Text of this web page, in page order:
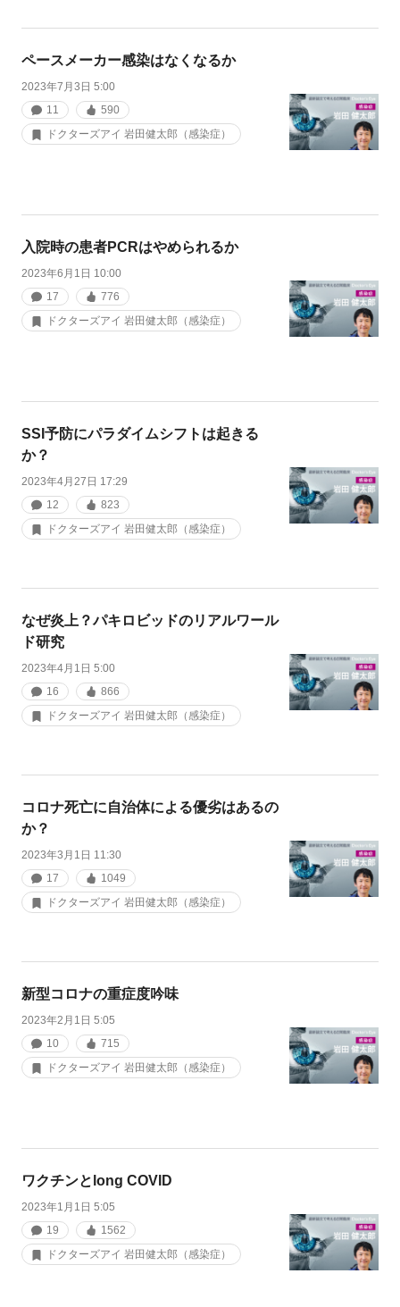
ペースメーカー感染はなくなるか
2023年7月3日 5:00
11
590
ドクターズアイ 岩田健太郎（感染症）
入院時の患者PCRはやめられるか
2023年6月1日 10:00
17
776
ドクターズアイ 岩田健太郎（感染症）
SSI予防にパラダイムシフトは起きる
か？
2023年4月27日 17:29
12
823
ドクターズアイ 岩田健太郎（感染症）
なぜ炎上？パキロビッドのリアルワール
ド研究
2023年4月1日 5:00
16
866
ドクターズアイ 岩田健太郎（感染症）
コロナ死亡に自治体による優劣はあるの
か？
2023年3月1日 11:30
17
1049
ドクターズアイ 岩田健太郎（感染症）
新型コロナの重症度吟味
2023年2月1日 5:05
10
715
ドクターズアイ 岩田健太郎（感染症）
ワクチンとlong COVID
2023年1月1日 5:05
19
1562
ドクターズアイ 岩田健太郎（感染症）